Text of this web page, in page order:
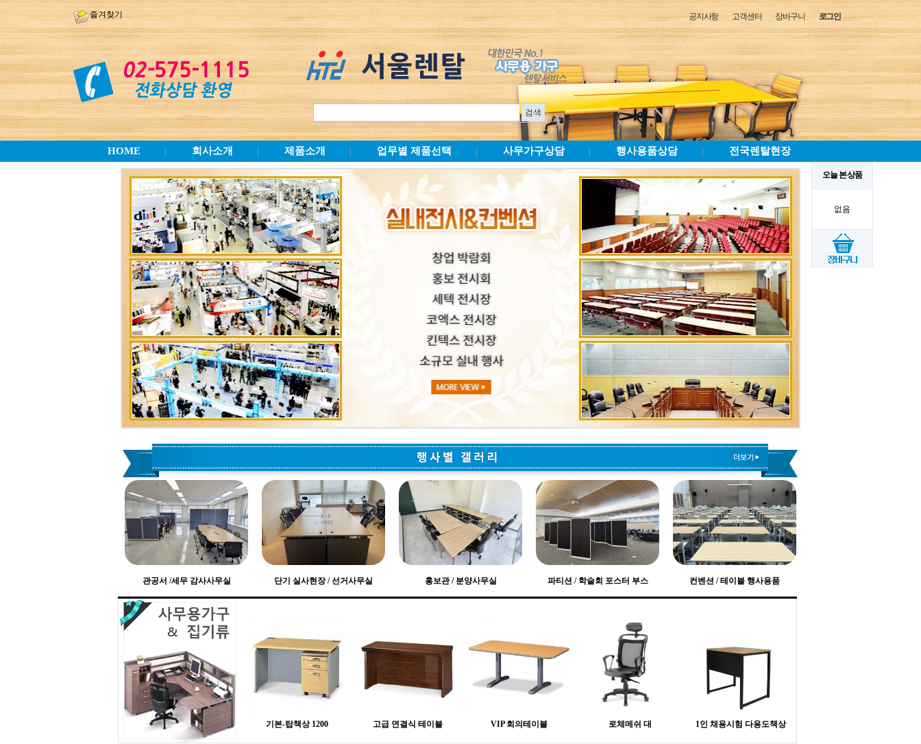
즐겨찾기 로그인
장바구니
고객센터
공지사항
HOME 회사소개 제품소개 업무별 제품선택 사무가구상담 행사용품상담 전국렌탈현장
오늘 본 상품
없음
관공서 /세무 감사사무실 단기 실사현장 / 선거사무실 홍보관 / 분양사무실 파티션 / 학술회 포스터 부스 컨벤션 / 테이블 행사용품
기본-탑책상 1200 고급 연결식 테이블 VIP 회의테이블 로체메쉬 대 1인 채용시험 다용도책상